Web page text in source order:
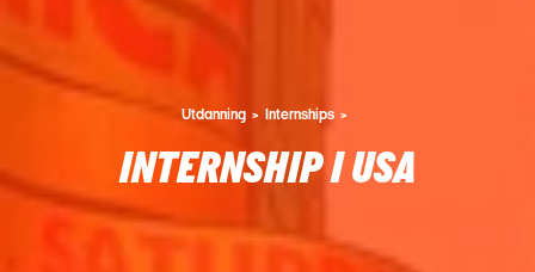
Utdanning Internships
INTERNSHIP I USA